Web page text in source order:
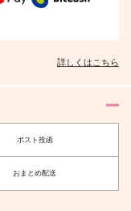
詳しくはこちら
ポスト投函
おまとめ配送